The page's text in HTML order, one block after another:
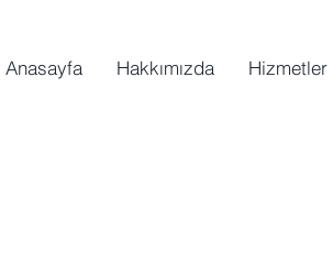
Anasayfa Hakkımızda Hizmetler